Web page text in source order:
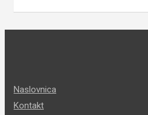
Naslovnica
Kontakt